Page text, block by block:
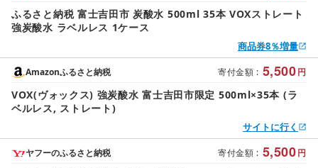
ふるさと納税 富士吉田市 炭酸水 500ml 35本 VOXストレート
強炭酸水 ラベルレス 1ケース
商品券8％増量
寄付金額 : 5,500円
Amazonふるさと納税
VOX(ヴォックス) 強炭酸水 富士吉田市限定 500ml×35本 (ラ
ベルレス, ストレート)
サイトに行く
寄付金額 : 5,500円
ヤフーのふるさと納税